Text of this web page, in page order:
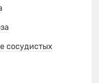
сосудистых